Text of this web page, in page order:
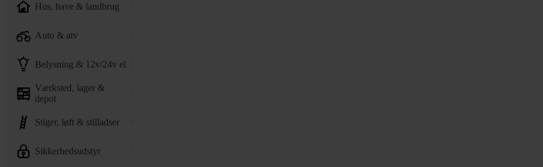
hus, have & landbrug
auto & atv
belysning & 12v/24v el
værksted, lager &
depot
stiger, løft & stilladser
sikkerhedsudstyr